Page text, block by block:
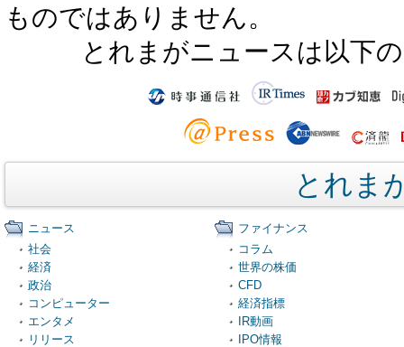
ものではありません。
とれまがニュースは以下
とれま
ニュース
社会
経済
政治
コンピューター
エンタメ
リリース
ファイナンス
コラム
世界の株価
CFD
経済指標
IR動画
IPO情報